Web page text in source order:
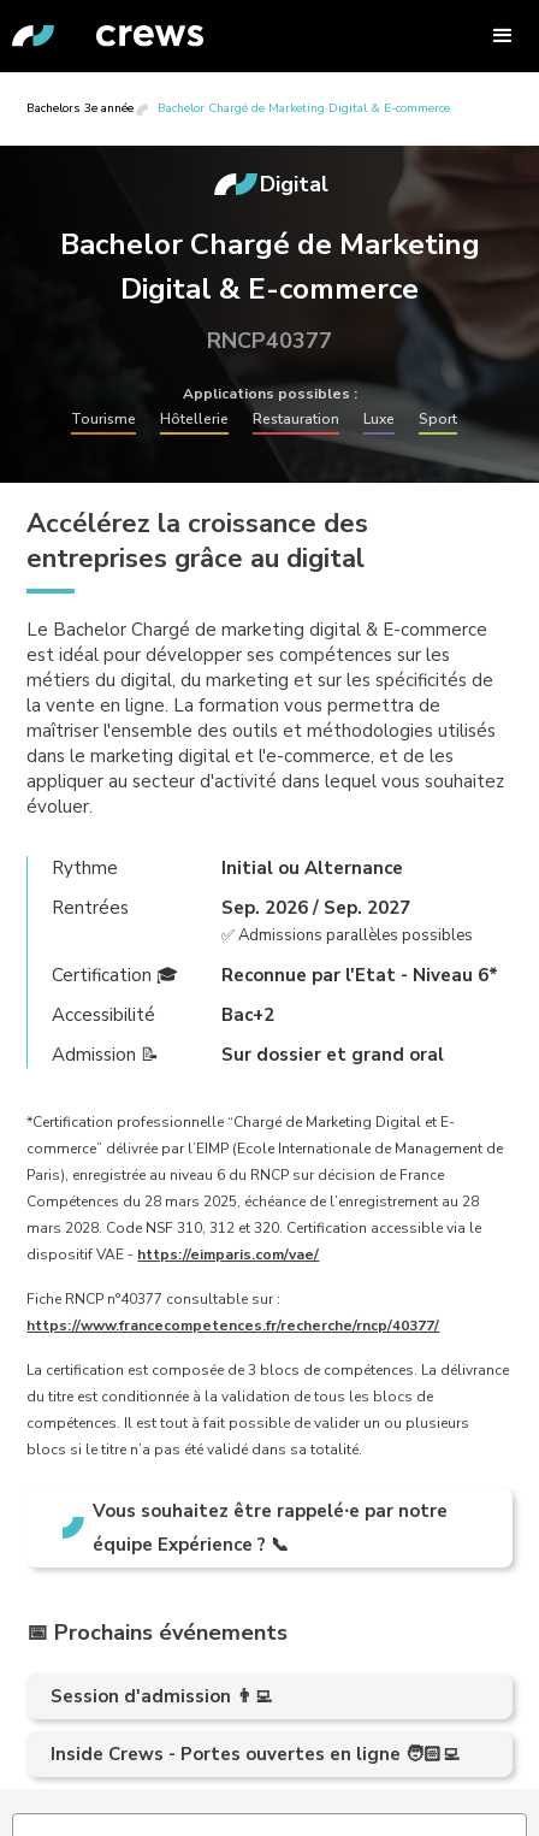
Bachelors 3e année Bachelor Chargé de Marketing Digital & E-commerce
Digital
Bachelor Chargé de Marketing
Digital & E-commerce
RNCP40377
Applications possibles :
Tourisme
Hôtellerie Restauration Luxe Sport
Accélérez la croissance des
entreprises grâce au digital
Le Bachelor Chargé de marketing digital & E-commerce
est idéal pour développer ses compétences sur les
métiers du digital, du marketing et sur les spécificités de
la vente en ligne. La formation vous permettra de
maîtriser l'ensemble des outils et méthodologies utilisés
dans le marketing digital et l'e-commerce, et de les
appliquer au secteur d'activité dans lequel vous souhaitez
évoluer.
Rythme
Initial ou Alternance
Rentrées
Sep. 2026 / Sep. 2027
✅ Admissions parallèles possibles
Certification 🎓
Reconnue par l'Etat - Niveau 6*
Accessibilité
Bac+2
Admission 📝
Sur dossier et grand oral
*Certification professionnelle “Chargé de Marketing Digital et E-
commerce” délivrée par l’EIMP (Ecole Internationale de Management de
Paris), enregistrée au niveau 6 du RNCP sur décision de France
Compétences du 28 mars 2025, échéance de l’enregistrement au 28
mars 2028. Code NSF 310, 312 et 320. Certification accessible via le
dispositif VAE - https://eimparis.com/vae/
Fiche RNCP n°40377 consultable sur :
https://www.francecompetences.fr/recherche/rncp/40377/
La certification est composée de 3 blocs de compétences. La délivrance
du titre est conditionnée à la validation de tous les blocs de
compétences. Il est tout à fait possible de valider un ou plusieurs
blocs si le titre n’a pas été validé dans sa totalité.
Vous souhaitez être rappelé⸱e par notre
équipe Expérience ? 📞
📅 Prochains événements
Session d'admission 👨‍💻
Inside Crews - Portes ouvertes en ligne 🧑🏻‍💻